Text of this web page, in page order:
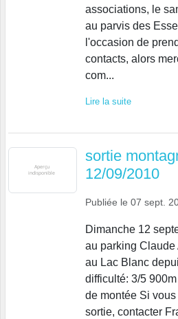
associations, le
au parvis des
l'occasion de
contacts, alors
com...
Lire la suite
sortie
12/09/2010
Publiée le 07 sept.
Dimanche 12
au parking
au Lac Blanc
difficulté: 3/5
de montée Si
sortie, contacter